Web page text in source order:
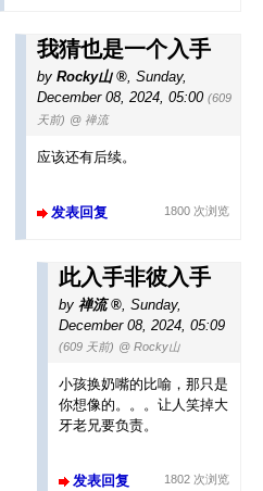
我猜也是一个入手
by Rocky山
Sunday,
December 08, 2024, 05:00 (609
天前) @ 禅流
应该还有后续。
发表回复 1800 次浏览
此入手非彼入手
by 禅流
Sunday,
December 08, 2024, 05:09
(609 天前) @ Rocky山
小孩换奶嘴的比喻，那只是
你想像的。。。让人笑掉大
牙老兄要负责。
发表回复 1802 次浏览